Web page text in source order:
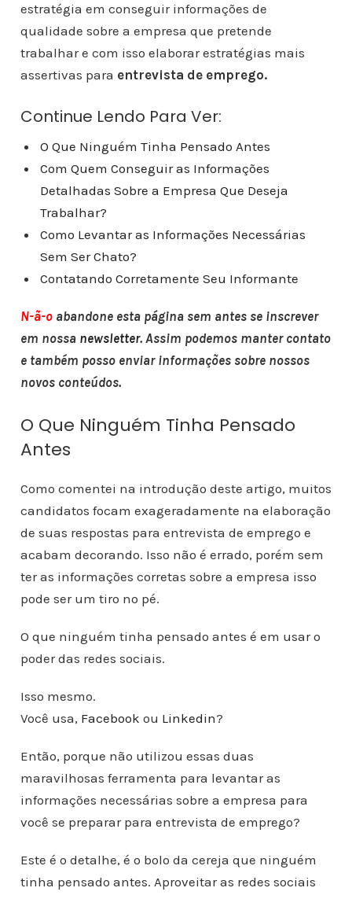
estratégia em conseguir informações de
qualidade sobre a empresa que pretende
trabalhar e com isso elaborar estratégias mais
assertivas para entrevista de emprego.
Continue Lendo Para Ver:
O Que Ninguém Tinha Pensado Antes
Com Quem Conseguir as Informações
Detalhadas Sobre a Empresa Que Deseja
Trabalhar?
Como Levantar as Informações Necessárias
Sem Ser Chato?
Contatando Corretamente Seu Informante
N-ã-oabandone esta página sem antes se inscrever
em nossa newsletter. Assim podemos manter contato
e também posso enviar informações sobre nossos
novos conteúdos.
O Que Ninguém Tinha Pensado
Antes
Como comentei na introdução deste artigo, muitos
candidatos focam exageradamente na elaboração
de suas respostas para entrevista de emprego e
acabam decorando. Isso não é errado, porém sem
ter as informações corretas sobre a empresa isso
pode ser um tiro no pé.
O que ninguém tinha pensado antes é em usar o
poder das redes sociais.
Isso mesmo.
Você usa, Facebook ou Linkedin?
Então, porque não utilizou essas duas
maravilhosas ferramenta para levantar as
informações necessárias sobre a empresa para
você se preparar para entrevista de emprego?
Este é o detalhe, é o bolo da cereja que ninguém
tinha pensado antes. Aproveitar as redes sociais